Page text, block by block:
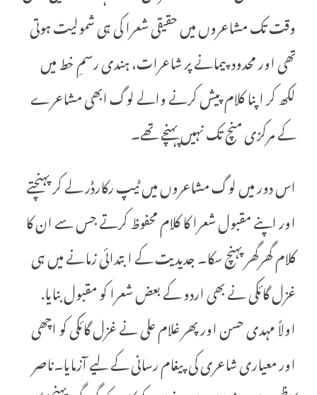
وقت تک مشاعروں میں حقیقی شعرا کی ہی شمولیت ہوتی
تھی اور محدود پیمانے پر شاعرات، ہندی رسمِ خط میں
لکھ کر اپنا کلام پیش کرنے والے لوگ ابھی مشاعرے
کے مرکزی منچ تک نہیں پہنچے تھے۔
اس دور میں لوگ مشاعروں میں ٹیپ رکارڈر لے کر پہنچتے
اور اپنے مقبول شعرا کا کلام محفوظ کرتے جس سے ان کا
کلام گھرگھر پہنچ سکا۔ جدیدیت کے ابتدائی زمانے میں ہی
غزل گائکی نے بھی اردو کے بعض شعرا کو مقبول بنایا.
اولاً مہدی حسن اور پھر غلام علی نے غزل گائکی کو اچھی
اور معیاری شاعری کی پیغام رسانی کے لیے آزمایا۔ناصر